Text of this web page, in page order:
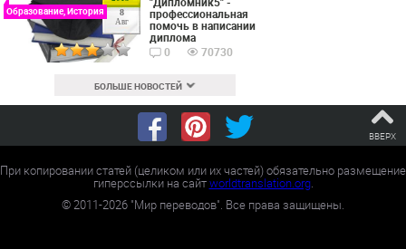
8
Авг
Образование, История
профессиональная
помочь в написании
диплома
0
70730
БОЛЬШЕ НОВОСТЕЙ
ВВЕРХ
При копировании статей (целиком или их частей) обязательно размещение
гиперссылки на сайтworldtranslation.org.
©2011-2026 "Мир переводов". Все права защищены.